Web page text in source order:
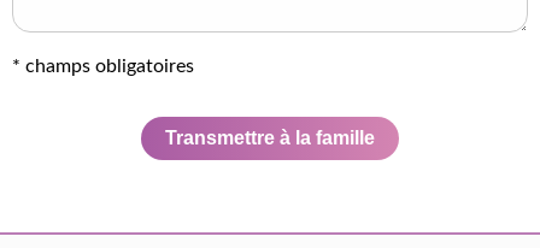
* champs obligatoires
Transmettre à la famille